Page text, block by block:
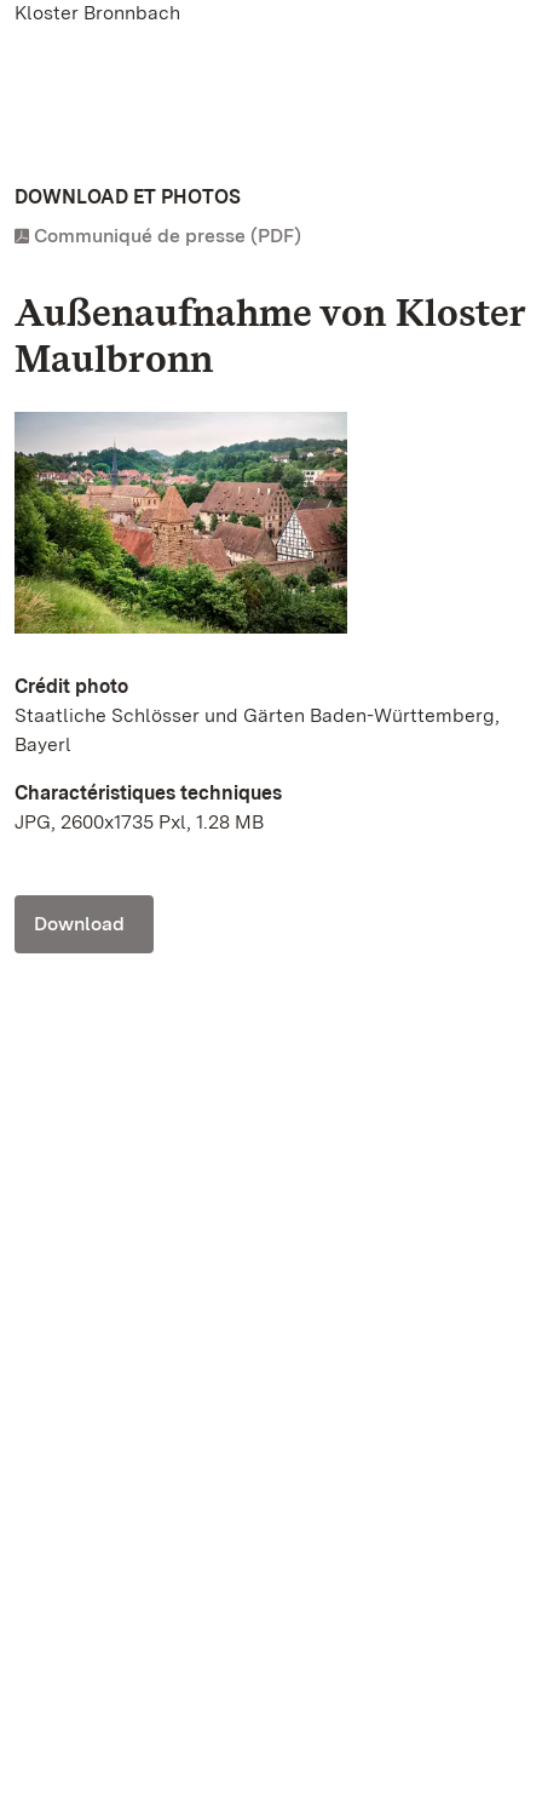
Kloster Bronnbach
DOWNLOAD ET PHOTOS
Communiqué de presse (PDF)
Außenaufnahme von Kloster
Maulbronn
Crédit photo
Staatliche Schlösser und Gärten Baden-Württemberg,
Bayerl
Charactéristiques techniques
JPG, 2600x1735 Pxl, 1.28 MB
Download